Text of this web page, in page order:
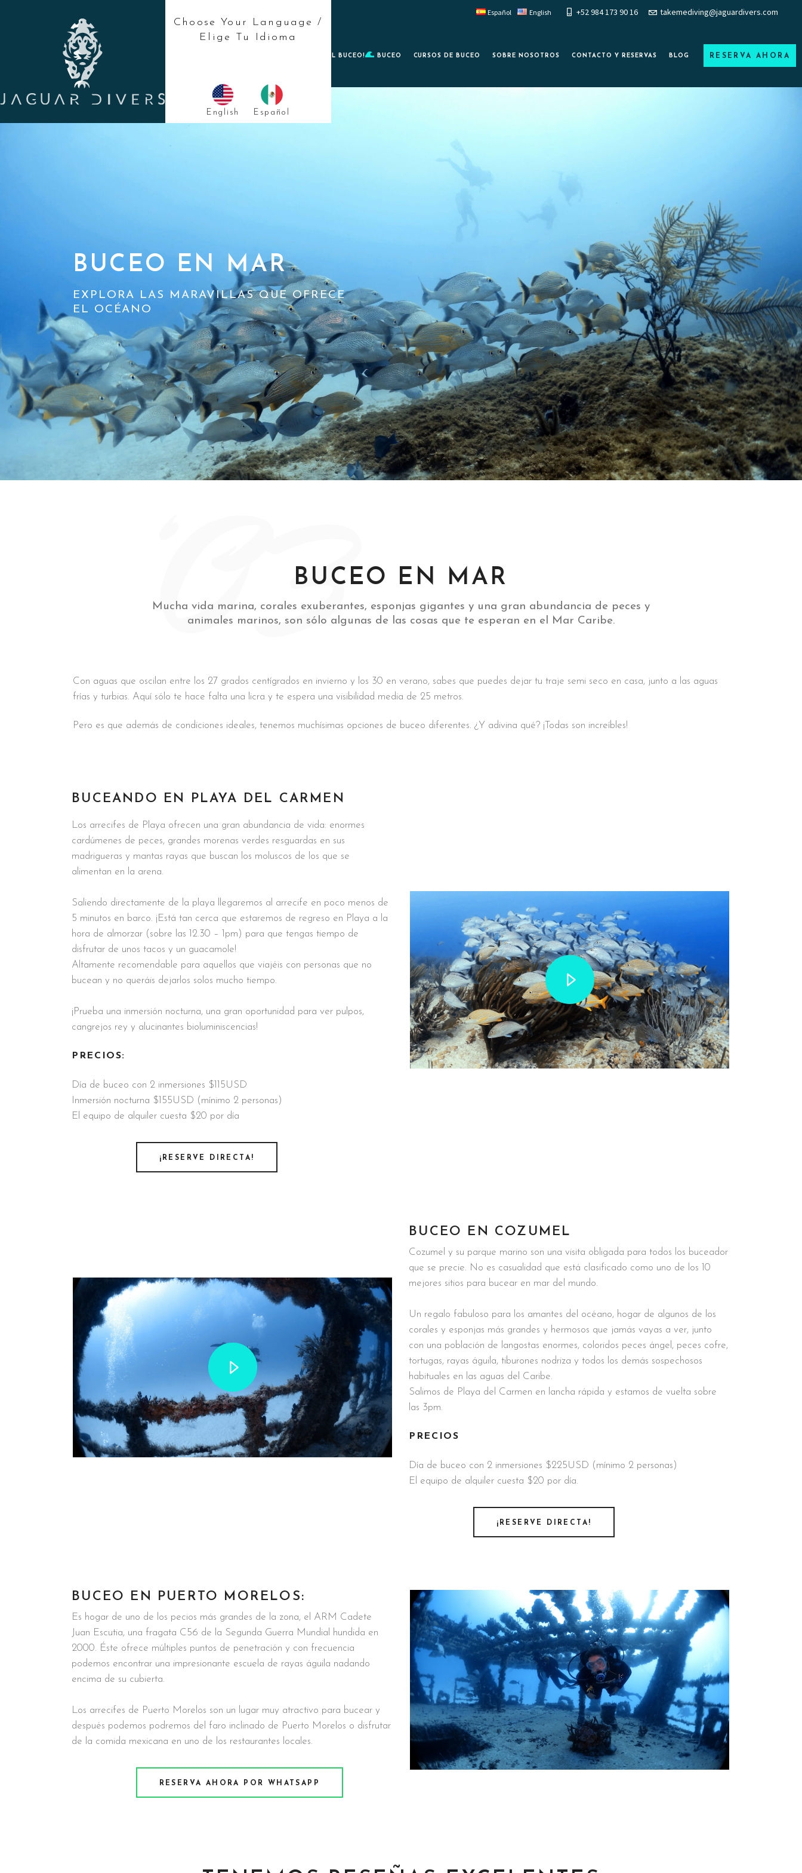
Español English +52 984 173 90 16 takemediving@jaguardivers.com
PRUEBA EL BUCEO! BUCEO CURSOS DE BUCEO SOBRE NOSOTROS CONTACTO Y RESERVAS BLOG RESERVA AHORA
BUCEO EN MAR
EXPLORA LAS MARAVILLAS QUE OFRECE
EL OCÉANO
‘03BUCEO EN MAR
Mucha vida marina, corales exuberantes, esponjas gigantes y una gran abundancia de peces y
animales marinos, son sólo algunas de las cosas que te esperan en el Mar Caribe.
Con aguas que oscilan entre los 27 grados centígrados en invierno y los 30 en verano, sabes que puedes dejar tu traje semi seco en casa, junto a las aguas
frías y turbias. Aquí sólo te hace falta una licra y te espera una visibilidad media de 25 metros.
Pero es que además de condiciones ideales, tenemos muchísimas opciones de buceo diferentes. ¿Y adivina qué? ¡Todas son increíbles!
BUCEANDO EN PLAYA DEL CARMEN
Los arrecifes de Playa ofrecen una gran abundancia de vida: enormes
cardúmenes de peces, grandes morenas verdes resguardas en sus
madrigueras y mantas rayas que buscan los moluscos de los que se
alimentan en la arena.
Saliendo directamente de la playa llegaremos al arrecife en poco menos de
5 minutos en barco. ¡Está tan cerca que estaremos de regreso en Playa a la
hora de almorzar (sobre las 12.30 – 1pm) para que tengas tiempo de
disfrutar de unos tacos y un guacamole!
Altamente recomendable para aquellos que viajéis con personas que no
bucean y no queráis dejarlos solos mucho tiempo.
¡Prueba una inmersión nocturna, una gran oportunidad para ver pulpos,
cangrejos rey y alucinantes bioluminiscencias!
PRECIOS:
Día de buceo con 2 inmersiones $115USD
Inmersión nocturna $155USD (mínimo 2 personas)
El equipo de alquiler cuesta $20 por día
¡RESERVE DIRECTA!
BUCEO EN COZUMEL
Cozumel y su parque marino son una visita obligada para todos los buceador
que se precie. No es casualidad que está clasificado como uno de los 10
mejores sitios para bucear en mar del mundo.
Un regalo fabuloso para los amantes del océano, hogar de algunos de los
corales y esponjas más grandes y hermosos que jamás vayas a ver, junto
con una población de langostas enormes, coloridos peces ángel, peces cofre,
tortugas, rayas águila, tiburones nodriza y todos los demás sospechosos
habituales en las aguas del Caribe.
Salimos de Playa del Carmen en lancha rápida y estamos de vuelta sobre
las 3pm.
PRECIOS
Día de buceo con 2 inmersiones $225USD (mínimo 2 personas)
El equipo de alquiler cuesta $20 por día.
¡RESERVE DIRECTA!
BUCEO EN PUERTO MORELOS:
Es hogar de uno de los pecios más grandes de la zona, el ARM Cadete
Juan Escutia, una fragata C56 de la Segunda Guerra Mundial hundida en
2000. Éste ofrece múltiples puntos de penetración y con frecuencia
podemos encontrar una impresionante escuela de rayas águila nadando
encima de su cubierta.
Los arrecifes de Puerto Morelos son un lugar muy atractivo para bucear y
después podemos podremos del faro inclinado de Puerto Morelos o disfrutar
de la comida mexicana en uno de los restaurantes locales.
RESERVA AHORA POR WHATSAPP
Choose Your Language /
Elige Tu Idioma
English Español